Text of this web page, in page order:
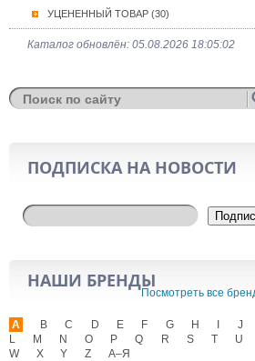
УЦЕНЕННЫЙ ТОВАР (30)
Каталог обновлён: 05.08.2026 18:05:02
ПОДПИСКА НА НОВОСТИ
НАШИ БРЕНДЫ
Посмотреть все
A B C D E F G H J
L
M N O P Q R S T U
W
X Y Z А–Я